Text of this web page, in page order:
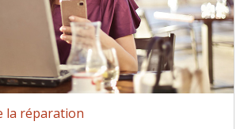
la réparation